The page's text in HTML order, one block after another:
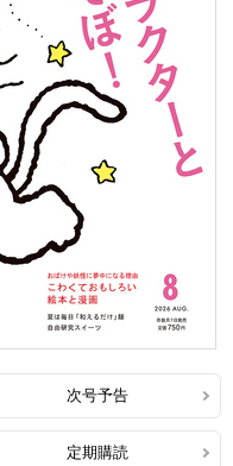
次号予告
定期購読